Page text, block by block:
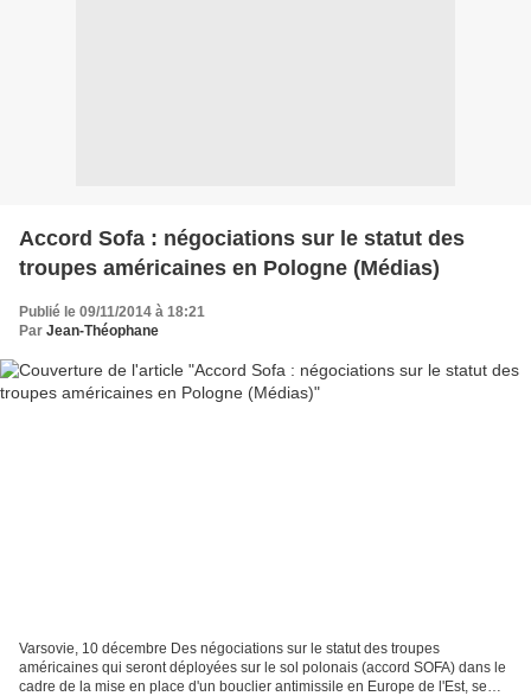
Accord Sofa : négociations sur le statut des
troupes américaines en Pologne (Médias)
Publié le 09/11/2014 à 18:21
Par Jean-Théophane
Varsovie, 10 décembre Des négociations sur le statut des troupes
américaines qui seront déployées sur le sol polonais (accord SOFA) dans le
cadre de la mise en place d'un bouclier antimissile en Europe de l'Est, se